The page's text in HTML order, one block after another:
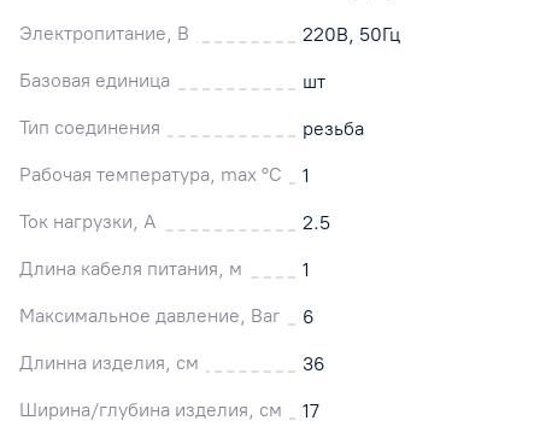
Электропитание, В
220В, 50Гц
Базовая единица
шт
Тип соединения
резьба
Рабочая температура, max °C
1
Ток нагрузки, А
2.5
Длина кабеля питания, м
1
Максимальное давление, Bar
6
Длинна изделия, см
36
Ширина/глубина изделия, см
17